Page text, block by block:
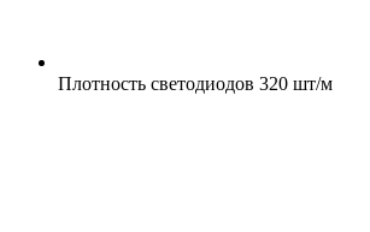
Плотность светодиодов 320 шт/м